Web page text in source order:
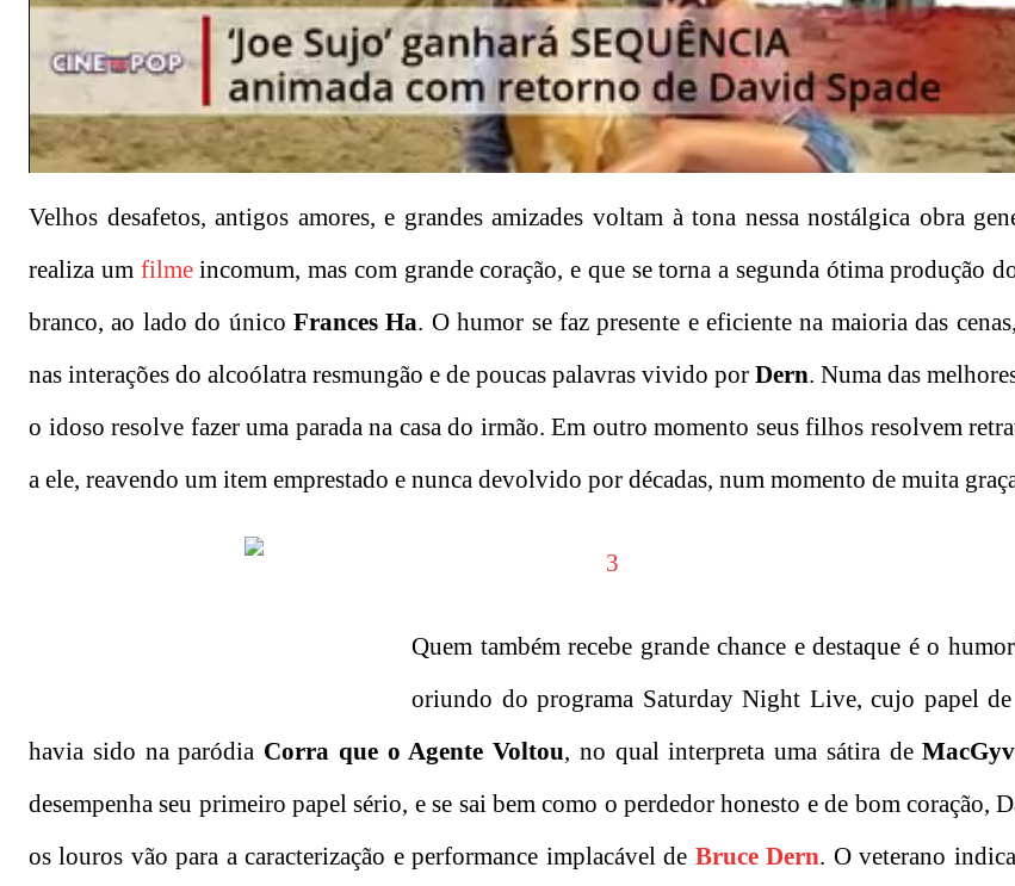
Velhos desafetos, antigos amores, e grandes amizades voltam à tona nessa nostálgica obra
realiza um filmeincomum, mas com grande coração, e que se torna a segunda ótima produção
branco, ao lado do único Frances Ha. O humor se faz presente e eficiente na maioria das
nas interações do alcoólatra resmungão e de poucas palavras vivido por Dern. Numa das
o idoso resolve fazer uma parada na casa do irmão. Em outro momento seus filhos resolvem
a ele, reavendo um item emprestado e nunca devolvido por décadas, num momento de muita
Quem também recebe grande chance e destaque é o
oriundo do programa Saturday Night Live, cujo papel de
havia sido na paródia Corra que o Agente Voltou, no qual interpreta uma sátira de
desempenha seu primeiro papel sério, e se sai bem como o perdedor honesto e de bom coração,
os louros vão para a caracterização e performance implacável de Bruce Dern. O veterano